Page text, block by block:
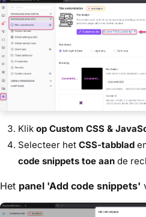
Klik op Custom CSS &
Selecteer het CSS-tabblad
code snippets toe aan de
Het panel 'Add code snippets'